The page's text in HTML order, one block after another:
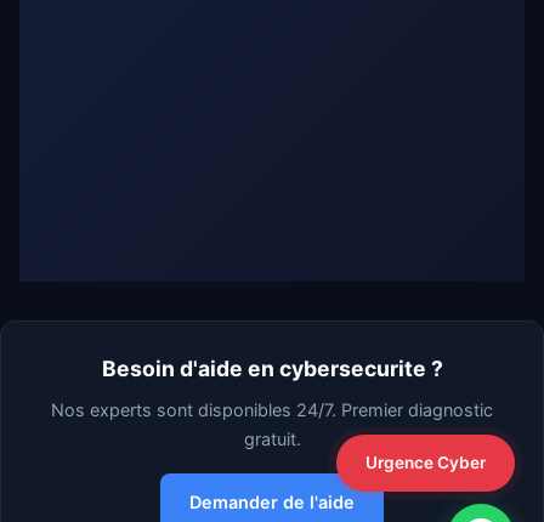
Urgence Cyber
Besoin d'aide en cybersecurite ?
Nos experts sont disponibles 24/7. Premier diagnostic
gratuit.
Demander de l'aide